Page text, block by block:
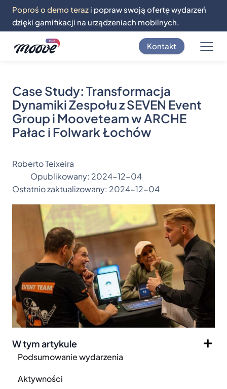
Poproś o demo teraz i popraw swoją ofertę wydarzeń
dzięki gamifikacji na urządzeniach mobilnych.
Kontakt
Case Study: Transformacja
Dynamiki Zespołu z SEVEN Event
Group i Mooveteam w ARCHE
Pałac i Folwark Łochów
Roberto Teixeira
Opublikowany: 2024-12-04
Ostatnio zaktualizowany: 2024-12-04
W tym artykule
Podsumowanie wydarzenia
Aktywności